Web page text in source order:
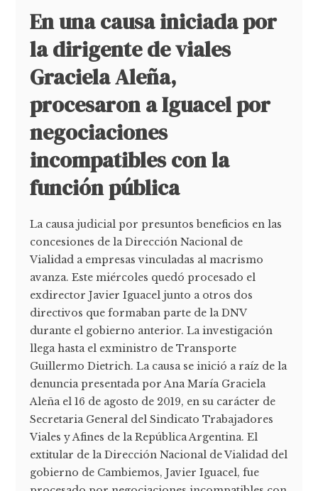
En una causa iniciada por
la dirigente de viales
Graciela Aleña,
procesaron a Iguacel por
negociaciones
incompatibles con la
función pública
La causa judicial por presuntos beneficios en las
concesiones de la Dirección Nacional de
Vialidad a empresas vinculadas al macrismo
avanza. Este miércoles quedó procesado el
exdirector Javier Iguacel junto a otros dos
directivos que formaban parte de la DNV
durante el gobierno anterior. La investigación
llega hasta el exministro de Transporte
Guillermo Dietrich. La causa se inició a raíz de la
denuncia presentada por Ana María Graciela
Aleña el 16 de agosto de 2019, en su carácter de
Secretaria General del Sindicato Trabajadores
Viales y Afines de la República Argentina. El
extitular de la Dirección Nacional de Vialidad del
gobierno de Cambiemos, Javier Iguacel, fue